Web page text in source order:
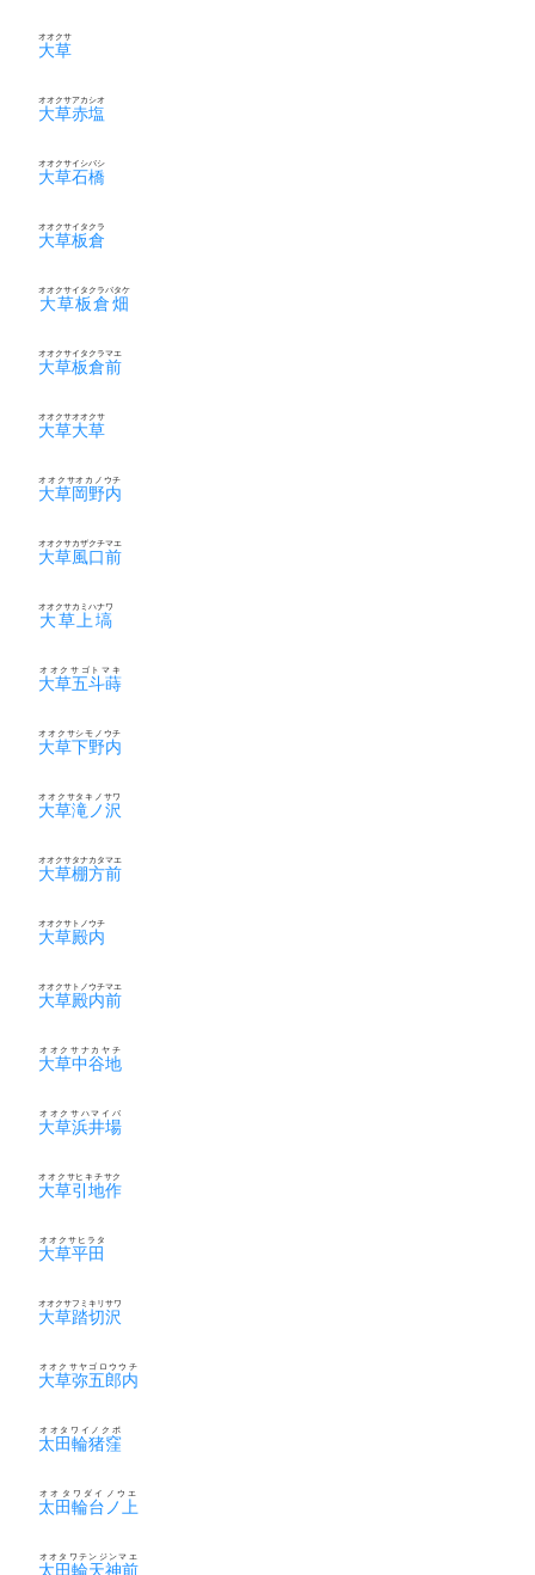
大草
オオクサ
大草赤塩
オオクサアカシオ
大草石橋
オオクサイシバシ
大草板倉
オオクサイタクラ
大草板倉畑
オオクサイタクラバタケ
大草板倉前
オオクサイタクラマエ
大草大草
オオクサオオクサ
大草岡野内
オオクサオカノウチ
大草風口前
オオクサカザクチマエ
大草上塙
オオクサカミハナワ
大草五斗蒔
オオクサゴトマキ
大草下野内
オオクサシモノウチ
大草滝ノ沢
オオクサタキノサワ
大草棚方前
オオクサタナカタマエ
大草殿内
オオクサトノウチ
大草殿内前
オオクサトノウチマエ
大草中谷地
オオクサナカヤチ
大草浜井場
オオクサハマイバ
大草引地作
オオクサヒキチサク
大草平田
オオクサヒラタ
大草踏切沢
オオクサフミキリサワ
大草弥五郎内
オオクサヤゴロウウチ
太田輪猪窪
オオタワイノクボ
太田輪台ノ上
オオタワダイノウエ
太田輪天神前
オオタワテンジンマエ